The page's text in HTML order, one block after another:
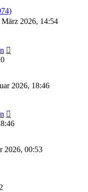
2026, 14:54
2026, 18:46
2026, 00:53